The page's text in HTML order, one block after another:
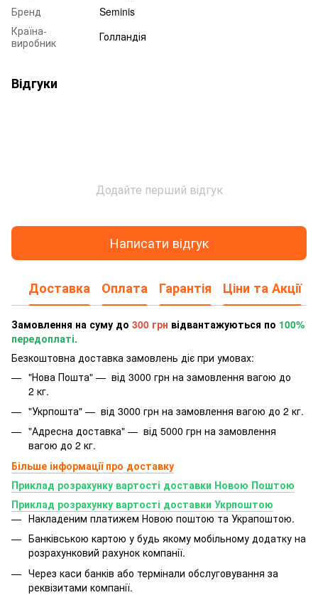
Бренд
Seminis
Країна-
виробник
Голландія
Відгуки
Додайте перший відгук
Написати відгук
Доставка Оплата Гарантія Ціни та Акції
Замовлення на суму до 300 грн відвантажуються по 100%
передоплаті.
Безкоштовна доставка замовлень діє при умовах:
"Нова Пошта" — від 3000 грн на замовлення вагою до
2 кг.
"Укрпошта" — від 3000 грн на замовлення вагою до 2 кг.
"Адресна доставка" — від 5000 грн на замовлення
вагою до 2 кг.
Більше інформації про доставку
Приклад розрахунку вартості доставки Новою Поштою
Приклад розрахунку вартості доставки Укрпоштою
Накладеним платижем Новою поштою та Украпоштою.
Банківською картою у будь якому мобільному додатку на
розрахунковий рахунок компанії.
Через каси банків або термінали обслуговування за
реквізитами компанії.